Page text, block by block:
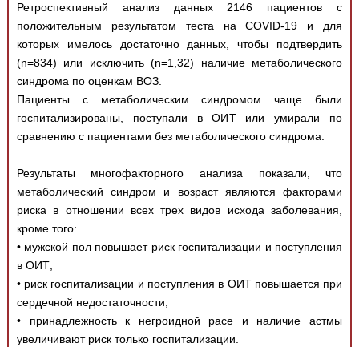
Ретроспективный анализ данных 2146 пациентов с
положительным результатом теста на COVID-19 и для
которых имелось достаточно данных, чтобы подтвердить
(n=834) или исключить (n=1,32) наличие метаболического
синдрома по оценкам ВОЗ.
Пациенты с метаболическим синдромом чаще были
госпитализированы, поступали в ОИТ или умирали по
сравнению с пациентами без метаболического синдрома.
Результаты многофакторного анализа показали, что
метаболический синдром и возраст являются факторами
риска в отношении всех трех видов исхода заболевания,
кроме того:
• мужской пол повышает риск госпитализации и поступления
в ОИТ;
• риск госпитализации и поступления в ОИТ повышается при
сердечной недостаточности;
• принадлежность к негроидной расе и наличие астмы
увеличивают риск только госпитализации.